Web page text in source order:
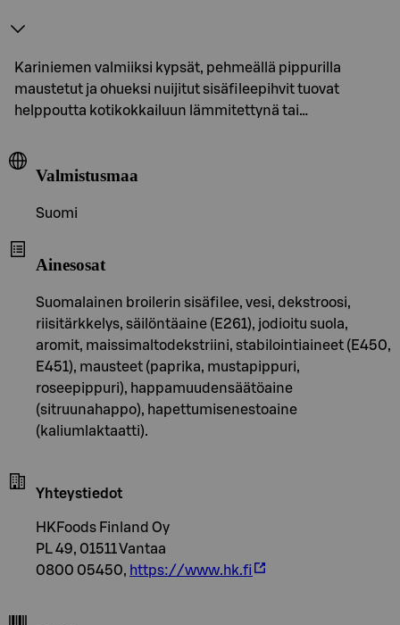
Kariniemen valmiiksi kypsät, pehmeällä pippurilla
maustetut ja ohueksi nuijitut sisäfileepihvit tuovat
helppoutta kotikokkailuun lämmitettynä tai…
Valmistusmaa
Suomi
Ainesosat
Suomalainen broilerin sisäfilee, vesi, dekstroosi,
riisitärkkelys, säilöntäaine (E261), jodioitu suola,
aromit, maissimaltodekstriini, stabilointiaineet (E450,
E451), mausteet (paprika, mustapippuri,
roseepippuri), happamuudensäätöaine
(sitruunahappo), hapettumisenestoaine
(kaliumlaktaatti).
Yhteystiedot
HKFoods Finland Oy
PL 49, 01511 Vantaa
0800 05450, https://www.hk.fi